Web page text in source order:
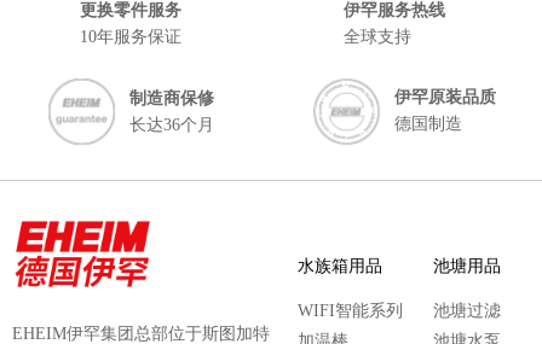
更换零件服务
10年服务保证
伊罕服务热线
全球支持
制造商保修
长达36个月
伊罕原装品质
德国制造
EHEIM伊罕集团总部位于斯图加特
水族箱用品
WIFI智能系列
池塘用品
池塘过滤